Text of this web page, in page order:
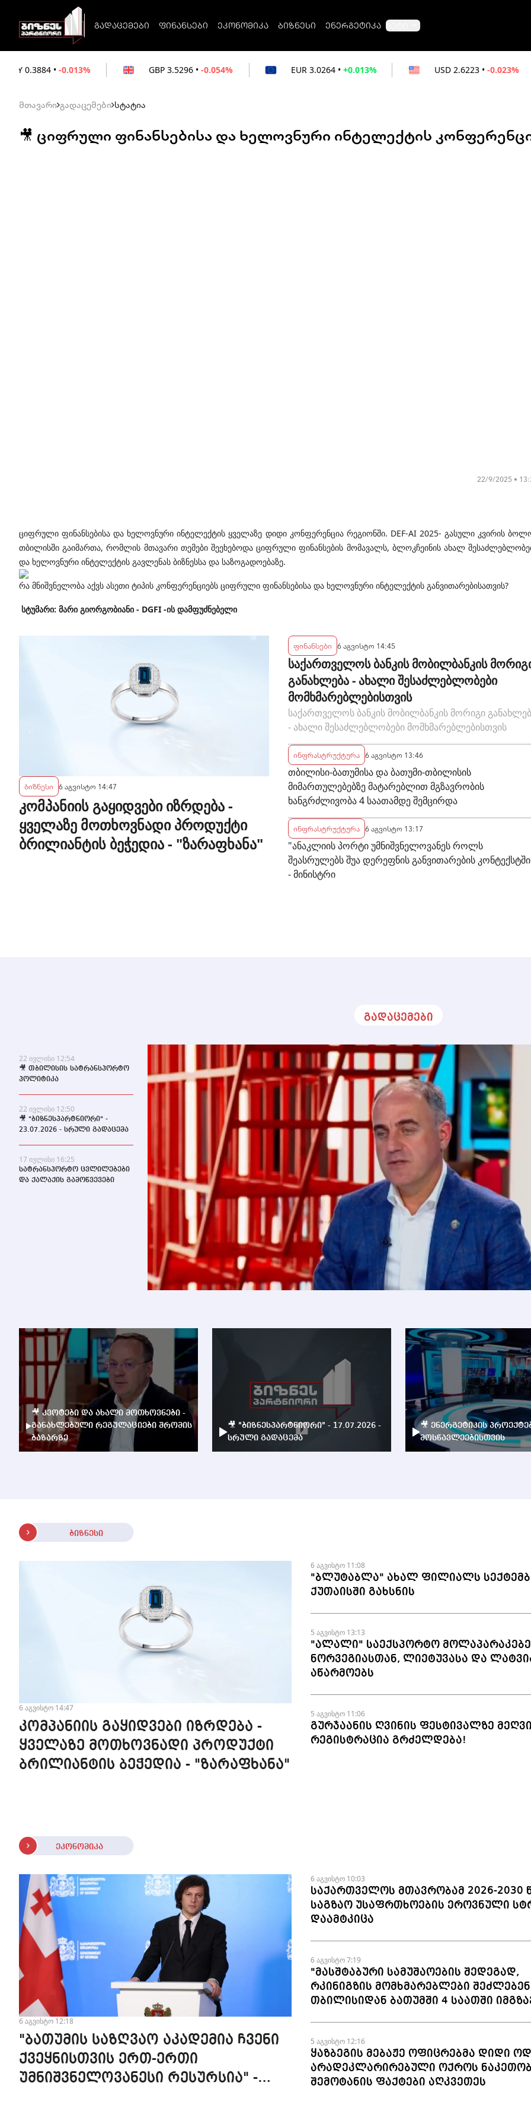
გადაცემები ფინანსები ეკონომიკა ბიზნესი ენერგეტიკა მეტი
GBP 3.5296 • -0.054% EUR 3.0264 • +0.013% USD 2.6223 • -0.023% RUB
მთავარი გადაცემები სტატია
🎥 ციფრული ფინანსებისა და ხელოვნური ინტელექტის
22/9/2025 •
ციფრული ფინანსებისა და ხელოვნური ინტელექტის ყველაზე დიდი კონფერენცია რეგიონში. DEF-AI 2025- გასული კვირის
თბილისში გაიმართა, რომლის მთავარი თემები შეეხებოდა ციფრული ფინანსების მომავალს, ბლოკჩეინის ახალ
და ხელოვნური ინტელექტის გავლენას ბიზნესსა და საზოგადოებაზე.
რა მნიშვნელობა აქვს ასეთი ტიპის კონფერენციებს ციფრული ფინანსებისა და ხელოვნური ინტელექტის განვითარებისათვის?
სტუმარი: მარი გიორგობიანი - DGFI -ის დამფუძნებელი
ბიზნესი 6 აგვისტო 14:47
კომპანიის გაყიდვები იზრდება -
ყველაზე მოთხოვნადი პროდუქტი
ბრილიანტის ბეჭედია - "ზარაფხანა"
ფინანსები 6 აგვისტო 14:45
საქართველოს ბანკის მობილბანკის
განახლება - ახალი შესაძლებლობები
მომხმარებლებისთვის
საქართველოს ბანკის მობილბანკის მორიგი
- ახალი შესაძლებლობები მომხმარებლებისთვის
ინფრასტრუქტურა 6 აგვისტო 13:46
თბილისი-ბათუმისა და ბათუმი-თბილისის
მიმართულებებზე მატარებლით მგზავრობის
ხანგრძლივობა 4 საათამდე შემცირდა
ინფრასტრუქტურა 6 აგვისტო 13:17
"ანაკლიის პორტი უმნიშვნელოვანეს როლს
შეასრულებს შუა დერეფნის განვითარების
- მინისტრი
გადაცემები
22 ივლისი 12:54
🎥 თბილისის სატრანსპორტო
პოლიტიკა
22 ივლისი 12:50
🎥 "ბიზნესპარტნიორი" -
23.07.2026 - სრული გადაცემა
17 ივლისი 16:25
სატრანსპორტო ცვლილებები
და ქალაქის გამოწვევები
🎥 კვოტები და ახალი მოთხოვნები -
განახლებული რეგულაციები შრომის
ბაზარზე
🎥 "ბიზნესპარტნიორი" - 17.07.2026 -
სრული გადაცემა
🎥 ენერგეტიკის
მოსწავლეებისთვის
ბიზნესი
6 აგვისტო 14:47
კომპანიის გაყიდვები იზრდება -
ყველაზე მოთხოვნადი პროდუქტი
ბრილიანტის ბეჭედია - "ზარაფხანა"
6 აგვისტო 11:08
"ბლუტაბლა" ახალ ფილიალს
ქუთაისში გახსნის
5 აგვისტო 13:13
"ალალი" საექსპორტო
ნორვეგიასთან, ლიეტუვასა და
აწარმოებს
5 აგვისტო 11:06
გურჯაანის ღვინის ფესტივალზე
რეგისტრაცია გრძელდება!
ეკონომიკა
6 აგვისტო 12:18
"ბათუმის საზღვაო აკადემია ჩვენი
ქვეყნისთვის ერთ-ერთი
უმნიშვნელოვანესი რესურსია" -
6 აგვისტო 10:03
საქართველოს მთავრობამ 2026-2030
საგზაო უსაფრთხოების ეროვნული
დაამტკიცა
6 აგვისტო 7:19
"მასშტაბური სამუშაოების შედეგად,
რკინიგზის მომხმარებლები
თბილისიდან ბათუმში 4 საათში
5 აგვისტო 12:16
ყაზბეგის მებაჟე ოფიცრებმა დიდი
არადეკლარირებული ოქროს
შემოტანის ფაქტები აღკვეთეს